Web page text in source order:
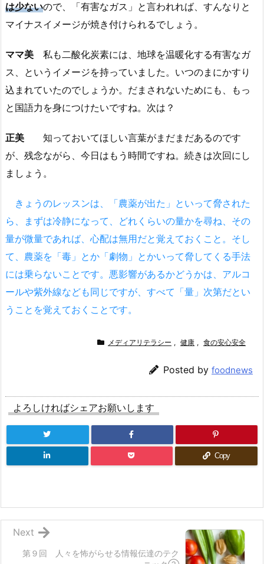
は少ないので、「有害なガス」と言われれば、すんなりと
マイナスイメージが焼き付けられるでしょう。
ママ美 私も二酸化炭素には、地球を温暖化する有害なガ
ス、というイメージを持っていました。いつのまにかすり
込まれていたのでしょうか。だまされないためにも、もっ
と国語力を身につけたいですね。次は？
正美 知っておいてほしい言葉がまだまだあるのです
が、残念ながら、今日はもう時間ですね。続きは次回にし
ましょう。
きょうのレッスンは、「農薬が出た」といって脅された
ら、まずは冷静になって、どれくらいの量かを尋ね、その
量が微量であれば、心配は無用だと覚えておくこと。そし
て、農薬を「毒」とか「劇物」とかいって脅してくる手法
には乗らないことです。悪影響があるかどうかは、アルコ
ールや紫外線なども同じですが、すべて「量」次第だとい
うことを覚えておくことです。
メディアリテラシー , 健康 , 食の安心安全
Posted by foodnews
よろしければシェアお願いします
Copy
第９回 人々を怖がらせる情報伝達のテク
Next